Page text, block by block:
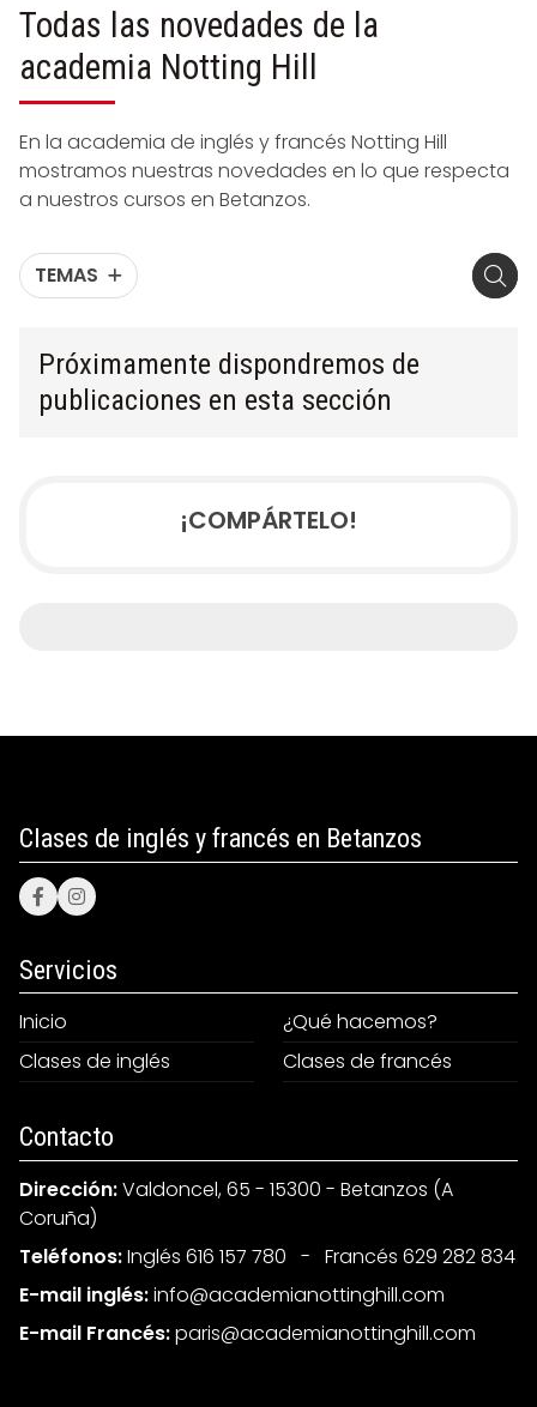
Todas las novedades de la
academia Notting Hill
En la academia de inglés y francés Notting Hill
mostramos nuestras novedades en lo que respecta
a nuestros cursos en Betanzos.
TEMAS
Próximamente dispondremos de
publicaciones en esta sección
¡COMPÁRTELO!
Clases de inglés y francés en Betanzos
Servicios
Inicio
¿Qué hacemos?
Clases de inglés
Clases de francés
Contacto
Dirección:Valdoncel, 65 - 15300 - Betanzos (A
Coruña)
Teléfonos:Inglés 616 157 780 - Francés 629 282 834
E-mail inglés:info@academianottinghill.com
E-mail Francés:paris@academianottinghill.com